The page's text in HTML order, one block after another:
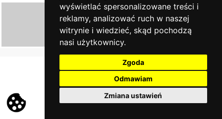
wyświetlać spersonalizowane treści i
reklamy, analizować ruch w naszej
witrynie i wiedzieć, skąd pochodzą
nasi użytkownicy.
Zgoda
Odmawiam
Zmiana ustawień
Napisz
ndkrosno@poczta.fm